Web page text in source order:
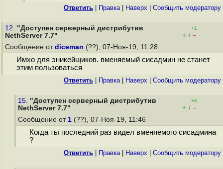
Ответить Правка| Наверх Cообщить модератору
12. "Доступен серверный дистрибутив
NethServer 7.7"
+1
+ / –
Сообщение от diceman (??), 07-Ноя-19, 11:28
Имхо для эникейщиков. вменяемый сисадмин не станет
этим пользоваться
Ответить Правка| Наверх Cообщить модератору
15. "Доступен серверный дистрибутив
NethServer 7.7"
+8
+ / –
Сообщение от 1 (??), 07-Ноя-19, 11:46
Когда ты последний раз видел вменяемого сисадмина
?
Ответить Правка| Наверх Cообщить модератору